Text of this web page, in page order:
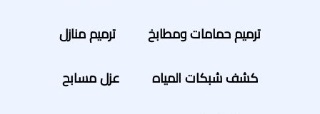
ترميم حمامات ومطابخ ترميم منازل
كشف شبكات المياه عزل مسابح